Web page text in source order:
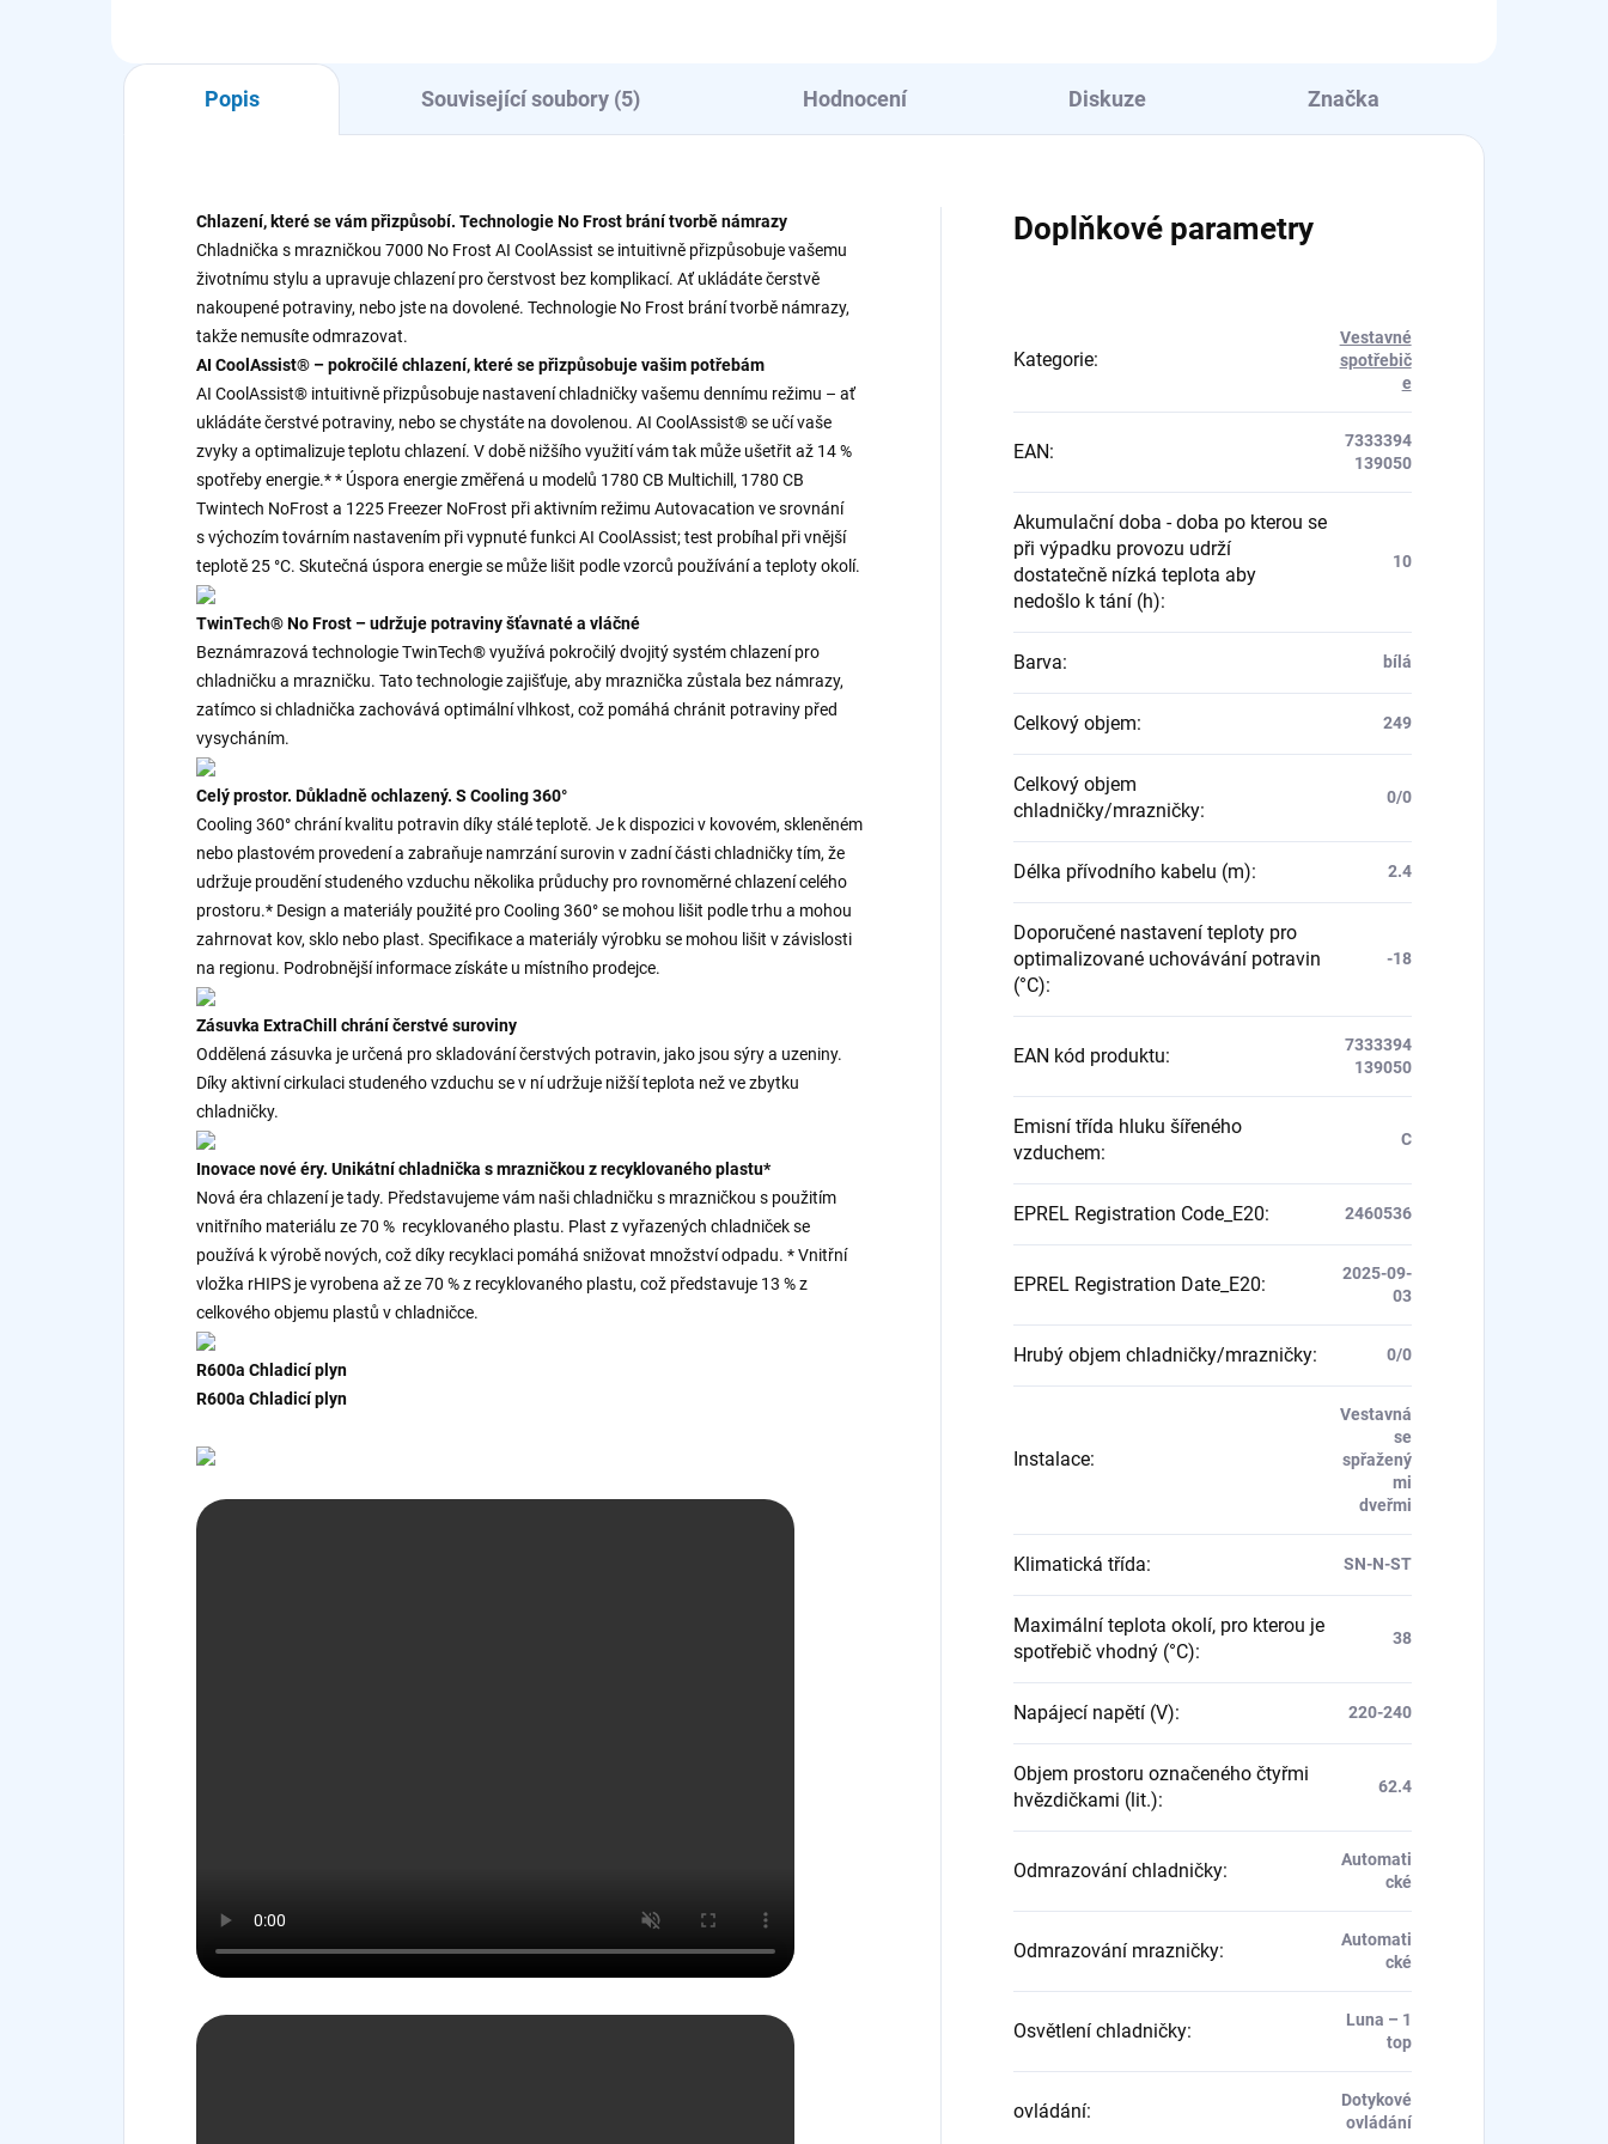
Popis Související soubory (5) Hodnocení Diskuze Značka
Chlazení, které se vám přizpůsobí. Technologie No Frost brání tvorbě námrazy
Chladnička s mrazničkou 7000 No Frost AI CoolAssist se intuitivně přizpůsobuje vašemu
životnímu stylu a upravuje chlazení pro čerstvost bez komplikací. Ať ukládáte čerstvě
nakoupené potraviny, nebo jste na dovolené. Technologie No Frost brání tvorbě námrazy,
takže nemusíte odmrazovat.
AI CoolAssist® – pokročilé chlazení, které se přizpůsobuje vašim potřebám
AI CoolAssist® intuitivně přizpůsobuje nastavení chladničky vašemu dennímu režimu – ať
ukládáte čerstvé potraviny, nebo se chystáte na dovolenou. AI CoolAssist® se učí vaše
zvyky a optimalizuje teplotu chlazení. V době nižšího využití vám tak může ušetřit až 14 %
spotřeby energie.* * Úspora energie změřená u modelů 1780 CB Multichill, 1780 CB
Twintech NoFrost a 1225 Freezer NoFrost při aktivním režimu Autovacation ve srovnání
s výchozím továrním nastavením při vypnuté funkci AI CoolAssist; test probíhal při vnější
teplotě 25 °C. Skutečná úspora energie se může lišit podle vzorců používání a teploty okolí.
TwinTech® No Frost – udržuje potraviny šťavnaté a vláčné
Beznámrazová technologie TwinTech® využívá pokročilý dvojitý systém chlazení pro
chladničku a mrazničku. Tato technologie zajišťuje, aby mraznička zůstala bez námrazy,
zatímco si chladnička zachovává optimální vlhkost, což pomáhá chránit potraviny před
vysycháním.
Celý prostor. Důkladně ochlazený. S Cooling 360°
Cooling 360° chrání kvalitu potravin díky stálé teplotě. Je k dispozici v kovovém, skleněném
nebo plastovém provedení a zabraňuje namrzání surovin v zadní části chladničky tím, že
udržuje proudění studeného vzduchu několika průduchy pro rovnoměrné chlazení celého
prostoru.* Design a materiály použité pro Cooling 360° se mohou lišit podle trhu a mohou
zahrnovat kov, sklo nebo plast. Specifikace a materiály výrobku se mohou lišit v závislosti
na regionu. Podrobnější informace získáte u místního prodejce.
Zásuvka ExtraChill chrání čerstvé suroviny
Oddělená zásuvka je určená pro skladování čerstvých potravin, jako jsou sýry a uzeniny.
Díky aktivní cirkulaci studeného vzduchu se v ní udržuje nižší teplota než ve zbytku
chladničky.
Inovace nové éry. Unikátní chladnička s mrazničkou z recyklovaného plastu*
Nová éra chlazení je tady. Představujeme vám naši chladničku s mrazničkou s použitím
vnitřního materiálu ze 70 % recyklovaného plastu. Plast z vyřazených chladniček se
používá k výrobě nových, což díky recyklaci pomáhá snižovat množství odpadu. * Vnitřní
vložka rHIPS je vyrobena až ze 70 % z recyklovaného plastu, což představuje 13 % z
celkového objemu plastů v chladničce.
R600a Chladicí plyn
R600a Chladicí plyn
Doplňkové parametry
Kategorie:
Vestavné
spotřebič
e
EAN:
7333394
139050
Akumulační doba - doba po kterou se
při výpadku provozu udrží
dostatečně nízká teplota aby
nedošlo k tání (h):
10
Barva: bílá
Celkový objem: 249
Celkový objem
chladničky/mrazničky:
0/0
Délka přívodního kabelu (m): 2.4
Doporučené nastavení teploty pro
optimalizované uchovávání potravin
(°C):
-18
EAN kód produktu:
7333394
139050
Emisní třída hluku šířeného
vzduchem:
C
EPREL Registration Code_E20: 2460536
EPREL Registration Date_E20:
2025-09-
03
Hrubý objem chladničky/mrazničky: 0/0
Instalace:
Vestavná
se
spřažený
mi
dveřmi
Klimatická třída: SN-N-ST
Maximální teplota okolí, pro kterou je
spotřebič vhodný (°C):
38
Napájecí napětí (V): 220-240
Objem prostoru označeného čtyřmi
hvězdičkami (lit.):
62.4
Odmrazování chladničky:
Automati
cké
Odmrazování mrazničky:
Automati
cké
Osvětlení chladničky:
Luna – 1
top
ovládání:
Dotykové
ovládání